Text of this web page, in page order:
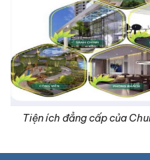
Tiện ích đẳng cấp của